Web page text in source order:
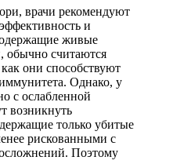
врачи рекомендуют
и
живые
обычно считаются
они способствуют
Однако, у
с ослабленной
возникнуть
только убитые
рискованными с
Поэтому